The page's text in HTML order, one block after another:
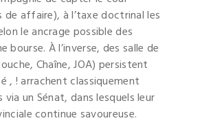
de affaire), à l’taxe doctrinal les
le ancrage possible des
bourse. À l’inverse, des salle de
Chaîne, JOA) persistent
, ! arrachent classiquement
un Sénat, dans lesquels leur
continue savoureuse.